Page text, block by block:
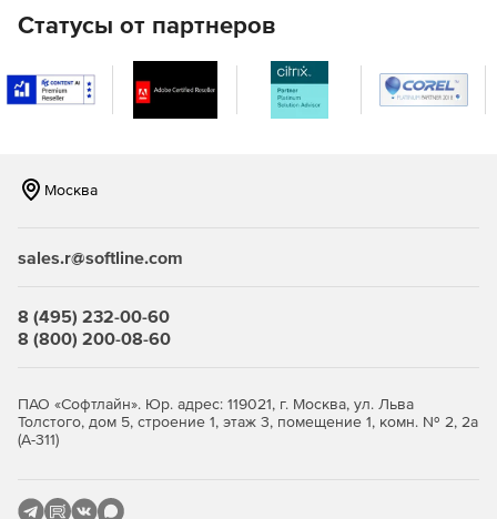
ресурсах Windows.
Осуществляет поддержку файлов MicrosoftOffice, а
также документов, созданных в более ранних версиях
Word, Excel и PowerPoint.
были удалены до установки Undelete.
в «Корзине».
строки.
Версии программы Diskeeper Undelete:
включая файлы, удаленные по сети.
Статусы от партнеров
Москва
sales.r@softline.com
8 (495) 232-00-60
8 (800) 200-08-60
ПАО «Софтлайн». Юр. адрес: 119021, г. Москва, ул. Льва
Толстого, дом 5, строение 1, этаж 3, помещение 1, комн. № 2, 2а
(А-311)